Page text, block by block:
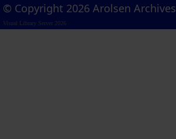
© Copyright 2026 Arolsen Archives
Visual Library Server 2026